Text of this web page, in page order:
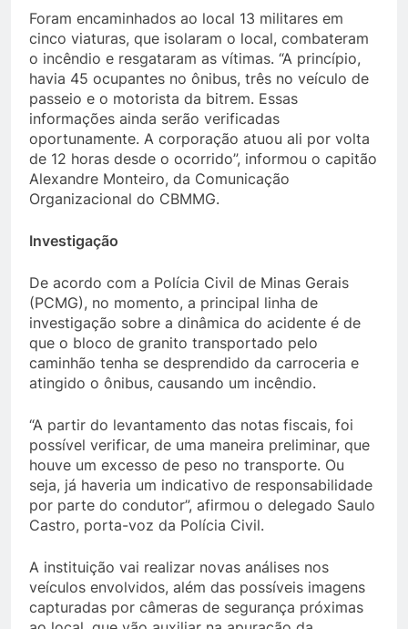
Foram encaminhados ao local 13 militares em
cinco viaturas, que isolaram o local, combateram
o incêndio e resgataram as vítimas. “A princípio,
havia 45 ocupantes no ônibus, três no veículo de
passeio e o motorista da bitrem. Essas
informações ainda serão verificadas
oportunamente. A corporação atuou ali por volta
de 12 horas desde o ocorrido”, informou o capitão
Alexandre Monteiro, da Comunicação
Organizacional do CBMMG.
Investigação
De acordo com a Polícia Civil de Minas Gerais
(PCMG), no momento, a principal linha de
investigação sobre a dinâmica do acidente é de
que o bloco de granito transportado pelo
caminhão tenha se desprendido da carroceria e
atingido o ônibus, causando um incêndio.
“A partir do levantamento das notas fiscais, foi
possível verificar, de uma maneira preliminar, que
houve um excesso de peso no transporte. Ou
seja, já haveria um indicativo de responsabilidade
por parte do condutor”, afirmou o delegado Saulo
Castro, porta-voz da Polícia Civil.
A instituição vai realizar novas análises nos
veículos envolvidos, além das possíveis imagens
capturadas por câmeras de segurança próximas